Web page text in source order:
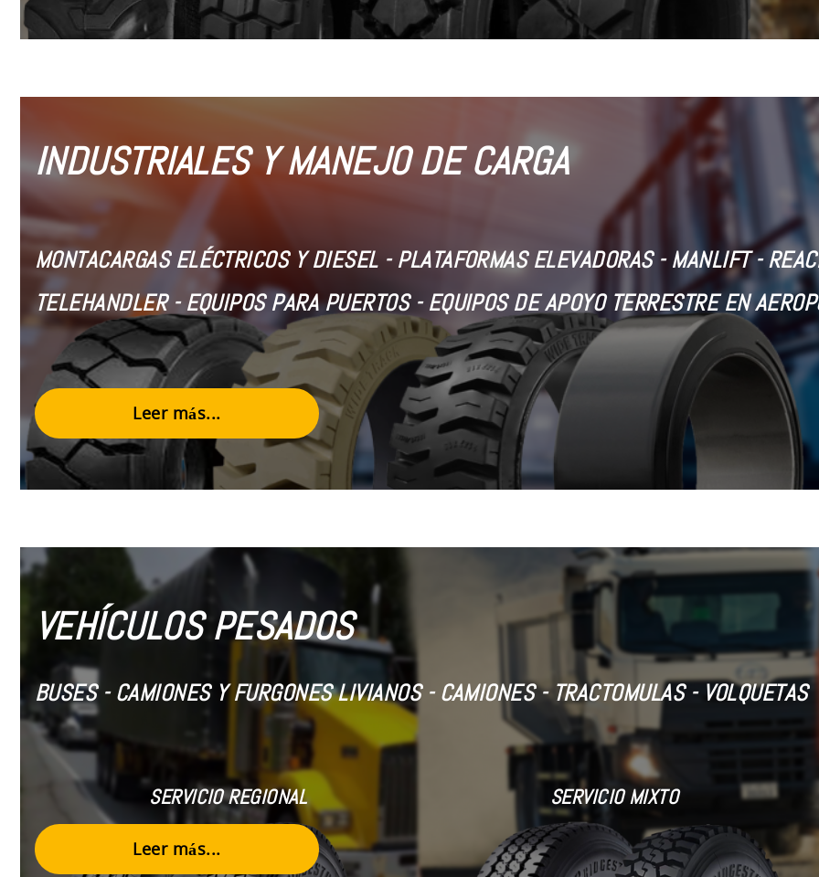
INDUSTRIALES Y MANEJO DE CARGA
MONTACARGAS ELÉCTRICOS Y DIESEL- PLATAFORMAS ELEVADORAS -MANLIFT -
TELEHANDLER - EQUIPOS PARA PUERTOS - EQUIPOS DE APOYO TERRESTRE EN
Leer más...
VEHÍCULOS PESADOS
BUSES - CAMIONES Y FURGONES LIVIANOS - CAMIONES - TRACTOMULAS - VOLQUETAS
SERVICIO REGIONAL SERVICIO MIXTO
Leer más...